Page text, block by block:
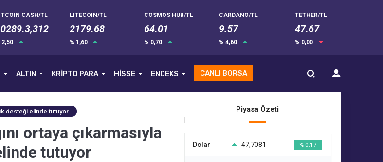
CASH/TL
2,50
LITECOIN/TL
2179.68
% 1,60
COSMOS HUB/TL
64.01
% 0,70
CARDANO/TL
9.57
% 4,60
TETHER/TL
47.67
% 0,00
ALTIN KRİPTO PARA HİSSE ENDEKS CANLI BORSA
desteği elinde tutuyor
ortaya çıkarmasıyla
tutuyor
Piyasa Özeti
Dolar 47,7081 % 0.17